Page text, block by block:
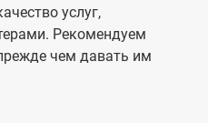
услуг,
Рекомендуем
чем давать им